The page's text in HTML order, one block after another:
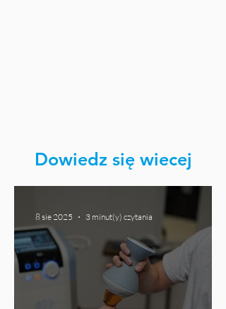
Dowiedz się wiecej
8 sie 2025 3 minut(y) czytania